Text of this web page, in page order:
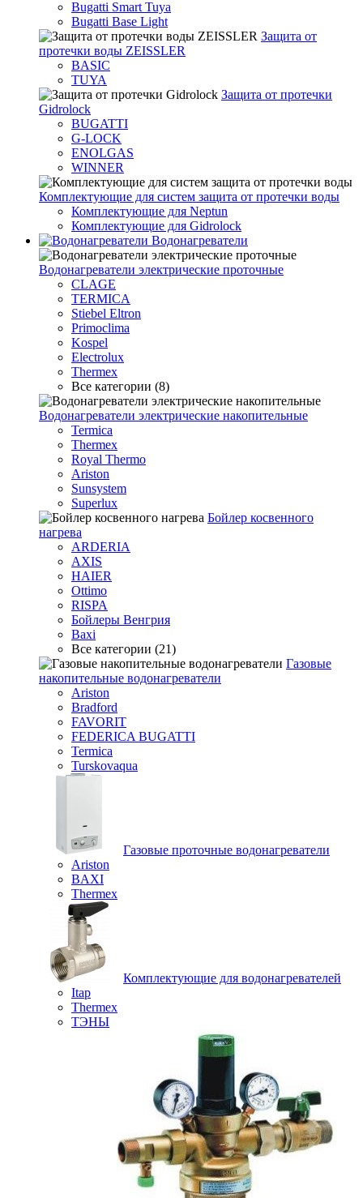
Bugatti Smart Tuya
Bugatti Base Light
Защита от
протечки воды ZEISSLER
BASIC
TUYA
Защита от протечки
Gidrolock
BUGATTI
G-LOCK
ENOLGAS
WINNER
Комплектующие для систем защита от протечки воды
Комплектующие для Neptun
Комплектующие для Gidrolock
Водонагреватели
Водонагреватeли электрические проточные
CLAGE
TERMICA
Stiebel Eltron
Primoclima
Kospel
Electrolux
Thermex
Все категории (8)
Водонагреватели электрические накопительные
Termica
Thermex
Royal Thermo
Ariston
Sunsystem
Superlux
Бойлер косвенного
нагрева
ARDERIA
AXIS
HAIER
Ottimo
RISPA
Бойлеры Венгрия
Baxi
Все категории (21)
Газовые
накопительные водонагреватели
Ariston
Bradford
FAVORIT
FEDERICA BUGATTI
Termica
Turskovaqua
Газовые проточные водонагреватели
Ariston
BAXI
Thermex
Комплектующие для водонагревателей
Itap
Thermex
ТЭНЫ